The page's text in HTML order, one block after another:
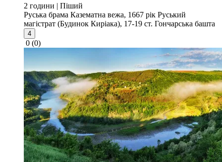
2 години | Піший
Руська брама Казематна вежа, 1667 рік Руський
магістрат (Будинок Киріака), 17-19 ст. Гончарська башта
4
0 (0)